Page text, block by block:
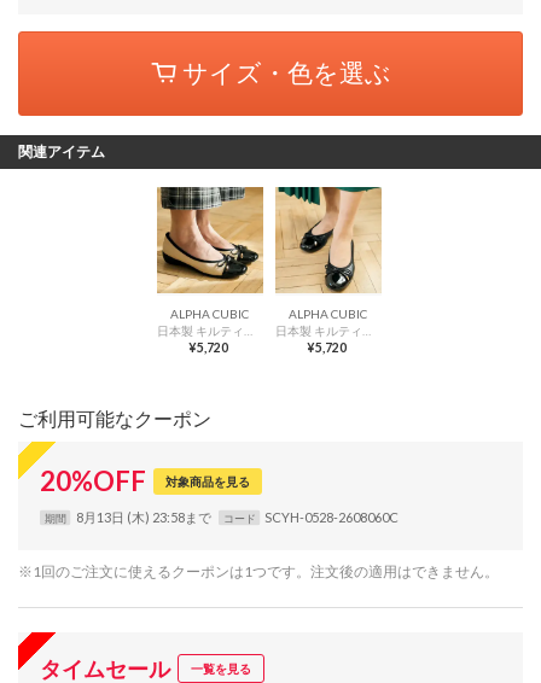
サイズ・色を選ぶ
関連アイテム
ALPHA CUBIC
¥5,720
ALPHA CUBIC
¥5,720
ご利用可能なクーポン
20%OFF 対象商品を見る
期間 8月13日 (木) 23:58まで コード SCYH-0528-2608060C
※1回のご注文に使えるクーポンは1つです。注文後の適用はできません。
タイムセール 一覧を見る